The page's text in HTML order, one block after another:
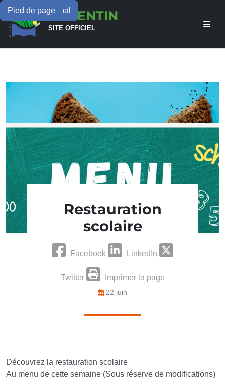
Menu principal
Contenu principal
Pied de pageLAMENTIN
SITE OFFICIEL
Restauration
scolaire
Facebook LinkedIn
Twitter Imprimer la page
22 juin
Découvrez la restauration scolaire
Au menu de cette semaine (Sous réserve de modifications)